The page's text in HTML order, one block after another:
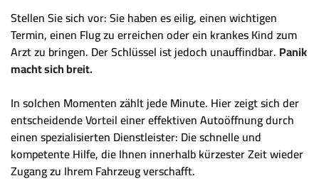
Stellen Sie sich vor: Sie haben es eilig, einen wichtigen
Termin, einen Flug zu erreichen oder ein krankes Kind zum
Arzt zu bringen. Der Schlüssel ist jedoch unauffindbar. Panik
macht sich breit.
In solchen Momenten zählt jede Minute. Hier zeigt sich der
entscheidende Vorteil einer effektiven Autoöffnung durch
einen spezialisierten Dienstleister: Die schnelle und
kompetente Hilfe, die Ihnen innerhalb kürzester Zeit wieder
Zugang zu Ihrem Fahrzeug verschafft.